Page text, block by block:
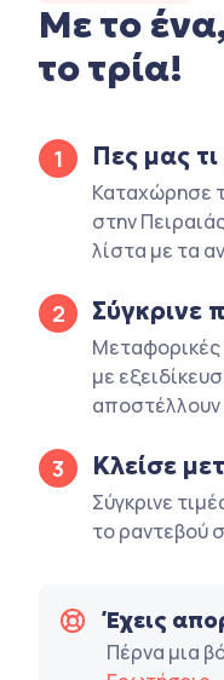
Με το
το τρία!
1 Πες μας
Καταχώρησε
στην
λίστα με τα
2 Σύγκρινε
Μεταφορικές
με
3 Κλείσε
Σύγκρινε
το ραντεβού
Έχεις
Πέρνα μια